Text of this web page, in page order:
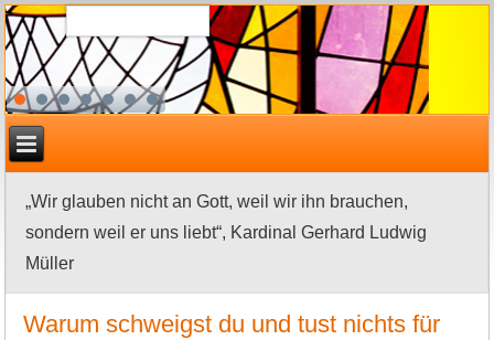
„Wir glauben nicht an Gott, weil wir ihn brauchen,
sondern weil er uns liebt“, Kardinal Gerhard Ludwig
Müller
Warum schweigst du und tust nichts für